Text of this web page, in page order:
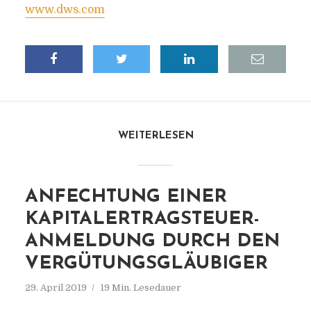
www.dws.com
WEITERLESEN
ANFECHTUNG EINER
KAPITALERTRAGSTEUER-
ANMELDUNG DURCH DEN
VERGÜTUNGSGLÄUBIGER
29. April 2019 19 Min. Lesedauer